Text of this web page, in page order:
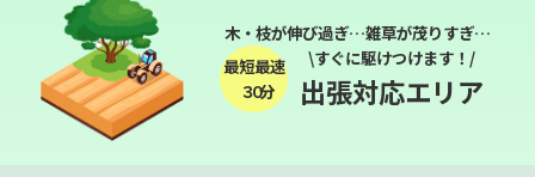
木・枝が伸び過ぎ…雑草が茂りすぎ…
最短最速
３０分
\すぐに駆けつけます！/
出張対応エリア